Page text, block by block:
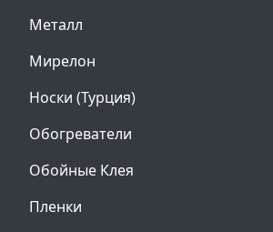
Металл
Мирелон
Носки (Турция)
Обогреватели
Обойные Клея
Пленки